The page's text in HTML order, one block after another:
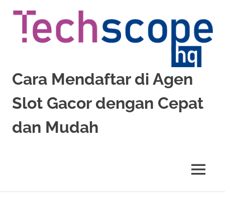
Cara Mendaftar di Agen
Slot Gacor dengan Cepat
dan Mudah
MENU